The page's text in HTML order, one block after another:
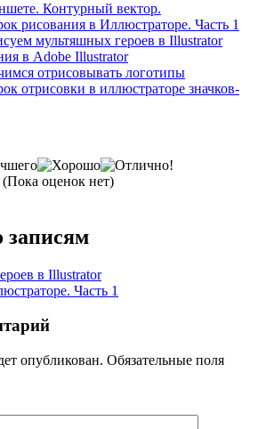
Контурный вектор.
рисования в Иллюстраторе. Часть 1
мультяшных героев в Illustrator
в Adobe Illustrator
отрисовывать логотипы
отрисовки в иллюстраторе значков-
(Пока оценок нет)
записям
в Illustrator
Часть 1
опубликован. Обязательные поля